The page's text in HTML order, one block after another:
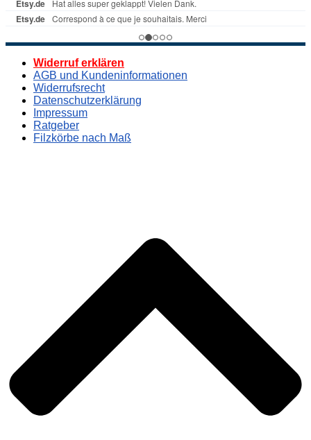
Widerruf erklären
AGB und Kundeninformationen
Widerrufsrecht
Datenschutzerklärung
Impressum
Ratgeber
Filzkörbe nach Maß